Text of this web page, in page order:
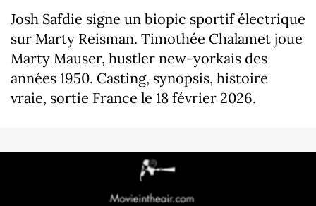
Josh Safdie signe un biopic sportif électrique
sur Marty Reisman. Timothée Chalamet joue
Marty Mauser, hustler new-yorkais des
années 1950. Casting, synopsis, histoire
vraie, sortie France le 18 février 2026.